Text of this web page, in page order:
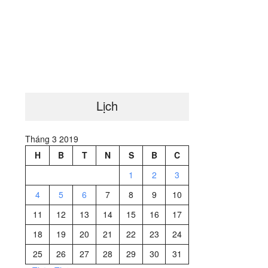
Lịch
Tháng 3 2019
H
B T N S B
C
1
2
3
4
5 6 7 8 9
10
11
12 13 14 15 16
17
18
19 20 21 22 23
24
25
26 27 28 29 30
31